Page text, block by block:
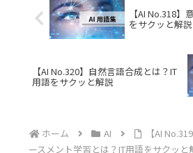
【AI No.318】
をサクッと解説
【AI No.320】自然言語合成とは？IT
用語をサクッと解説
ホーム AI
【AI
ースメント学習とは？IT用語をサクッと